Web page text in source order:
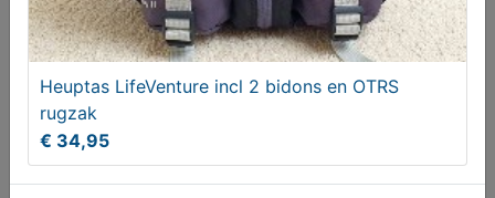
Taallijnen Nederlands vd tweede fase - Handboek
HAVO
€ 5,00
Heuptas LifeVenture incl 2 bidons en OTRS
rugzak
€ 34,95